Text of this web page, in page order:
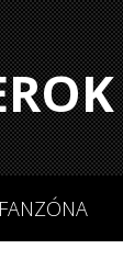
FANZÓNA